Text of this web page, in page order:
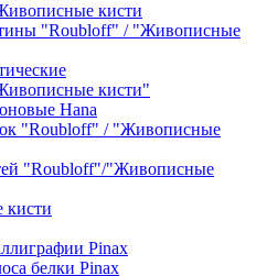
кисти
"Roubloff" / "Живописные
кисти"
Hana
"Roubloff" / "Живописные
"Roubloff"/"Живописные
кисти
Pinax
белки Pinax